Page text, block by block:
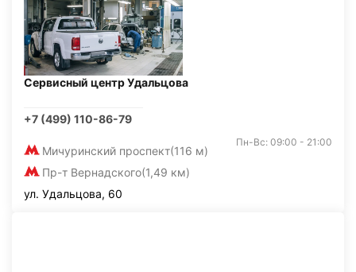
Сервисный центр Удальцова
+7 (499) 110-86-79
Мичуринский проспект(116 м)
Пр-т Вернадского(1,49 км)
Пн-Вс: 09:00 - 21:00
ул. Удальцова, 60